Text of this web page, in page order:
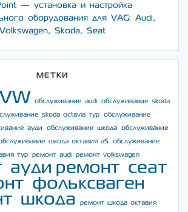
— установка и настройка
оборудования для VAG: Audi,
Volkswagen, Skoda, Seat
МЕТКИ
VW обслуживание audi
обслуживание skoda
skoda octavia тур
обслуживание
ауди обслуживание шкода
обслуживание
шкода октавия а5
обслуживание
тур
ремонт audi ремонт volkswagen
ауди ремонт сеат
фольксваген
шкода
ремонт шкода октавия